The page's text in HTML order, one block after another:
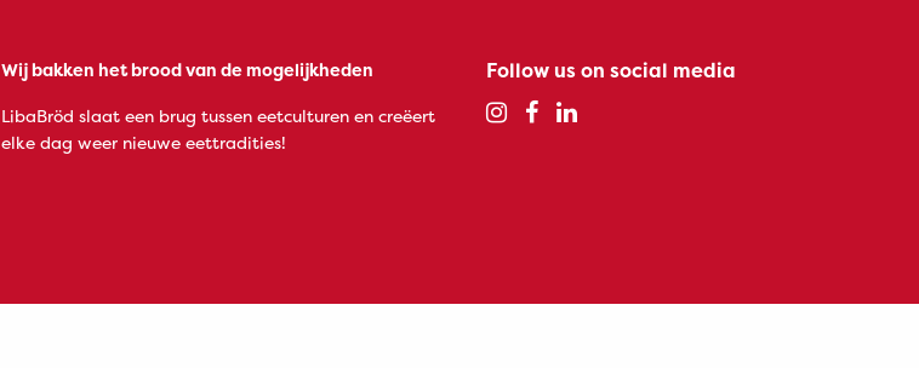
Wij bakken het brood van de mogelijkheden
LibaBröd slaat een brug tussen eetculturen en creëert
elke dag weer nieuwe eettradities!
Follow us on social media